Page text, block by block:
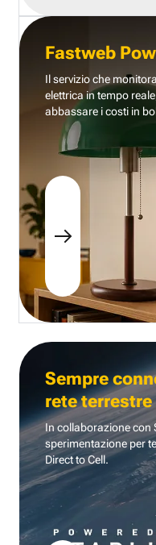
Fastweb
Il servizio che
elettrica in tempo
abbassare i costi in
Sempre
rete
In collaborazione con
sperimentazione per
Direct to Cell.